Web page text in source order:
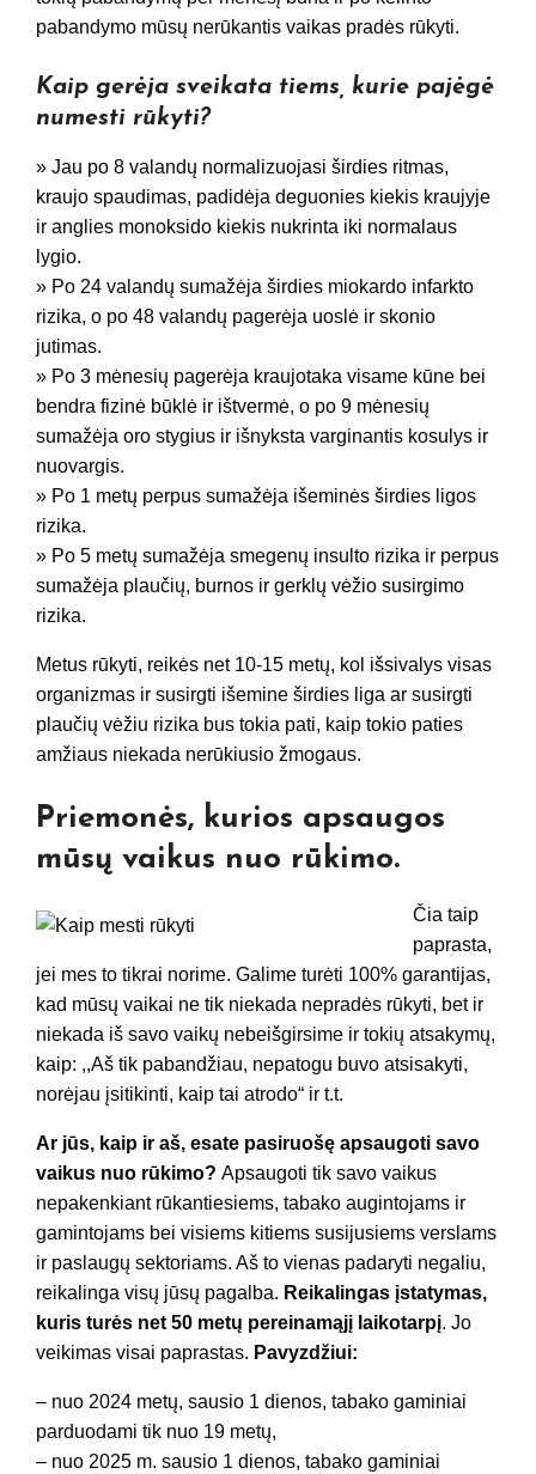
pabandymo mūsų nerūkantis vaikas pradės rūkyti.
Kaip gerėja sveikata tiems, kurie pajėgė
numesti rūkyti?
» Jau po 8 valandų normalizuojasi širdies ritmas,
kraujo spaudimas, padidėja deguonies kiekis kraujyje
ir anglies monoksido kiekis nukrinta iki normalaus
lygio.
» Po 24 valandų sumažėja širdies miokardo infarkto
rizika, o po 48 valandų pagerėja uoslė ir skonio
jutimas.
» Po 3 mėnesių pagerėja kraujotaka visame kūne bei
bendra fizinė būklė ir ištvermė, o po 9 mėnesių
sumažėja oro stygius ir išnyksta varginantis kosulys ir
nuovargis.
» Po 1 metų perpus sumažėja išeminės širdies ligos
rizika.
» Po 5 metų sumažėja smegenų insulto rizika ir perpus
sumažėja plaučių, burnos ir gerklų vėžio susirgimo
rizika.
Metus rūkyti, reikės net 10-15 metų, kol išsivalys visas
organizmas ir susirgti išemine širdies liga ar susirgti
plaučių vėžiu rizika bus tokia pati, kaip tokio paties
amžiaus niekada nerūkiusio žmogaus.
Priemonės, kurios apsaugos
mūsų vaikus nuo rūkimo.
Čia taip
paprasta,
jei mes to tikrai norime. Galime turėti 100% garantijas,
kad mūsų vaikai ne tik niekada nepradės rūkyti, bet ir
niekada iš savo vaikų nebeišgirsime ir tokių atsakymų,
kaip: ,,Aš tik pabandžiau, nepatogu buvo atsisakyti,
norėjau įsitikinti, kaip tai atrodo“ ir t.t.
Ar jūs, kaip ir aš, esate pasiruošę apsaugoti savo
vaikus nuo rūkimo? Apsaugoti tik savo vaikus
nepakenkiant rūkantiesiems, tabako augintojams ir
gamintojams bei visiems kitiems susijusiems verslams
ir paslaugų sektoriams. Aš to vienas padaryti negaliu,
reikalinga visų jūsų pagalba. Reikalingas įstatymas,
kuris turės net 50 metų pereinamąjį laikotarpį. Jo
veikimas visai paprastas. Pavyzdžiui:
– nuo 2024 metų, sausio 1 dienos, tabako gaminiai
parduodami tik nuo 19 metų,
– nuo 2025 m. sausio 1 dienos, tabako gaminiai